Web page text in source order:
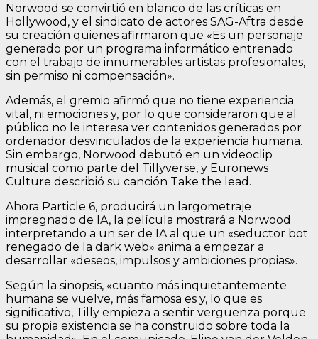
Norwood se convirtió en blanco de las críticas en
Hollywood, y el sindicato de actores SAG-Aftra desde
su creación quienes afirmaron que «Es un personaje
generado por un programa informático entrenado
con el trabajo de innumerables artistas profesionales,
sin permiso ni compensación».
Además, el gremio afirmó que no tiene experiencia
vital, ni emociones y, por lo que consideraron que al
público no le interesa ver contenidos generados por
ordenador desvinculados de la experiencia humana.
Sin embargo, Norwood debutó en un videoclip
musical como parte del Tillyverse, y Euronews
Culture describió su canción Take the lead.
Ahora Particle 6, producirá un largometraje
impregnado de IA, la película mostrará a Norwood
interpretando a un ser de IA al que un «seductor bot
renegado de la dark web» anima a empezar a
desarrollar «deseos, impulsos y ambiciones propias».
Según la sinopsis, «cuanto más inquietantemente
humana se vuelve, más famosa es y, lo que es
significativo, Tilly empieza a sentir vergüenza porque
su propia existencia se ha construido sobre toda la